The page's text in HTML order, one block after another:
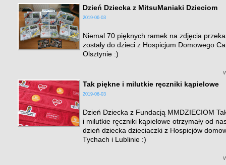
Dzień Dziecka z MitsuManiaki Dzieciom
2019-06-03
Niemal 70 pięknych ramek na zdjęcia
zostały do dzieci z Hospicjum Domowego
Olsztynie :)
Tak piękne i milutkie ręczniki kąpielowe
2019-06-03
Dzień Dziecka z Fundacją MMDZIECIOM
i milutkie ręczniki kąpielowe otrzymały od
dzień dziecka dzieciaczki z Hospicjów
Tychach i Lublinie :)